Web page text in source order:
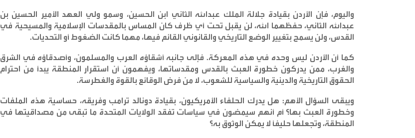
واليوم، فإن الأردن بقيادة جلالة الملك عبدالله الثاني ابن الحسين، وسمو ولي العهد الأمير الحسين بن
عبدالله الثاني، حفظهما الله، لن يقبل تحت أي ظرف كان المساس بالمقدسات الإسلامية والمسيحية في
القدس، ولن يسمح بتغيير الوضع التاريخي والقانوني القائم فيها، مهما كانت الضغوط أو التحديات.
كما أن الأردن ليس وحده في هذه المعركة. فإلى جانبه أشقاؤه العرب والمسلمون، وأصدقاؤه في الشرق
والغرب، ممن يدركون خطورة العبث بالقدس ومقدساتها، ويفهمون أن استقرار المنطقة يبدأ من احترام
الحقوق التاريخية والدينية والسياسية للشعوب، لا من فرض الوقائع بالقوة والغطرسة.
ويبقى السؤال الأهم: هل يدرك الحلفاء الأمريكيون، بقيادة دونالد ترامب وفريقه، حساسية هذه الملفات
وخطورة العبث بها؟ أم أنهم سيمضون في سياسات تفقد الولايات المتحدة ما تبقى من مصداقيتها في
المنطقة، وتجعلها حليفًا لا يمكن الوثوق به؟